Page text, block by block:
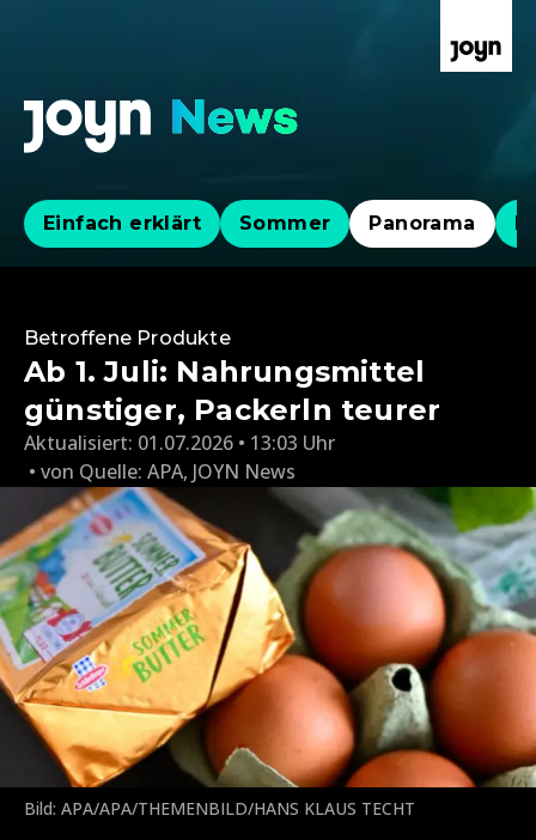
Einfach erklärt Sommer Panorama
Betroffene Produkte
Ab 1. Juli: Nahrungsmittel
günstiger, Packerln teurer
Aktualisiert: 01.07.2026 • 13:03 Uhr
von Quelle: APA, JOYN News
Bild: APA/APA/THEMENBILD/HANS KLAUS TECHT